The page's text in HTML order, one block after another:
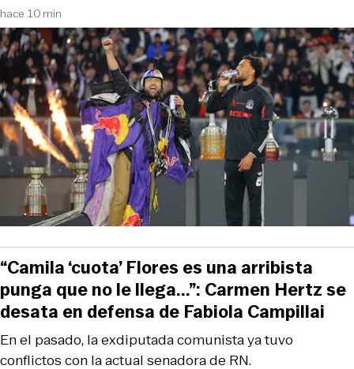
hace 10 min
En el pasado, la exdiputada comunista ya tuvo
conflictos con la actual senadora de RN.
“Camila ‘cuota’ Flores es una arribista
punga que no le llega...”: Carmen Hertz se
desata en defensa de Fabiola Campillai